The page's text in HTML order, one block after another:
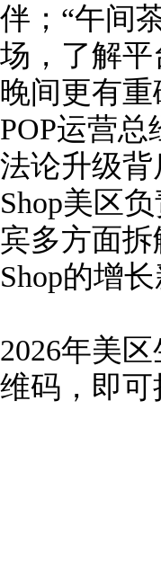
伴；“午间
场，了解
晚间更有重
POP运营总
法论升级背
Shop美区
宾多方面
Shop的增长
2026年美
维码，即